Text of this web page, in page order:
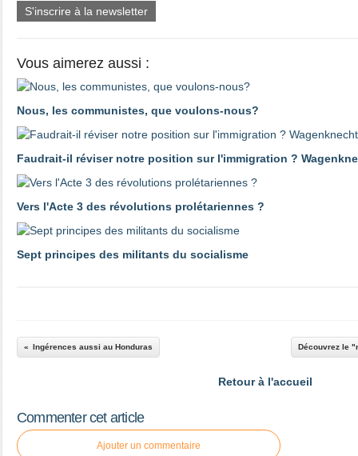
S'inscrire à la newsletter
Vous aimerez aussi :
Nous, les communistes, que voulons-nous?
Faudrait-il réviser notre position sur l'immigration ?
Vers l'Acte 3 des révolutions prolétariennes ?
Sept principes des militants du socialisme
Ingérences aussi au Honduras Découvrez le
Retour à l'accueil
Commenter cet article
Ajouter un commentaire